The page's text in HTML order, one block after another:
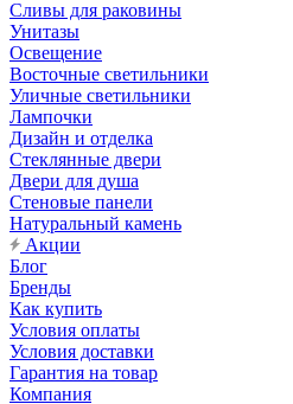
Сливы для раковины
Унитазы
Освещение
Восточные светильники
Уличные светильники
Лампочки
Дизайн и отделка
Стеклянные двери
Двери для душа
Стеновые панели
Натуральный камень
Акции
Блог
Бренды
Как купить
Условия оплаты
Условия доставки
Гарантия на товар
Компания